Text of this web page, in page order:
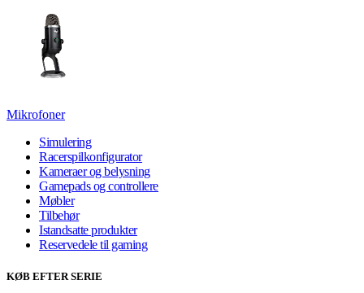
Mikrofoner
Simulering
Racerspilkonfigurator
Kameraer og belysning
Gamepads og controllere
Møbler
Tilbehør
Istandsatte produkter
Reservedele til gaming
KØB EFTER SERIE